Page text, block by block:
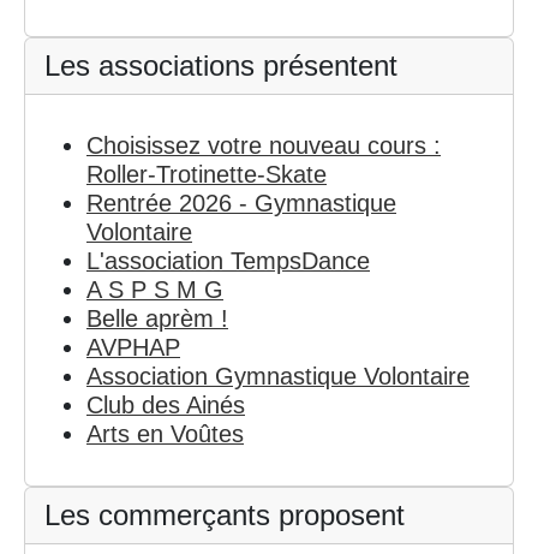
Les associations présentent
Choisissez votre nouveau cours :
Roller-Trotinette-Skate
Rentrée 2026 - Gymnastique
Volontaire
L'association TempsDance
A S P S M G
Belle aprèm !
AVPHAP
Association Gymnastique Volontaire
Club des Ainés
Arts en Voûtes
Les commerçants proposent